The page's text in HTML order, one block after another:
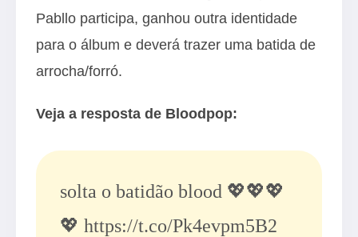
Pabllo participa, ganhou outra identidade
para o álbum e deverá trazer uma batida de
arrocha/forró.
Veja a resposta de Bloodpop:
solta o batidão blood 💖💖💖
💖 https://t.co/Pk4evpm5B2